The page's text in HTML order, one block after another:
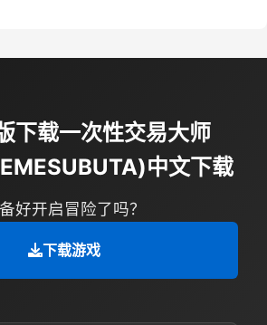
下载一次性交易大师
中文下载
好开启冒险了吗？
下载游戏